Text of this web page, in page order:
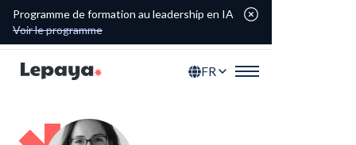
Programme de formation au leadership en IA
Voir le programme
FR